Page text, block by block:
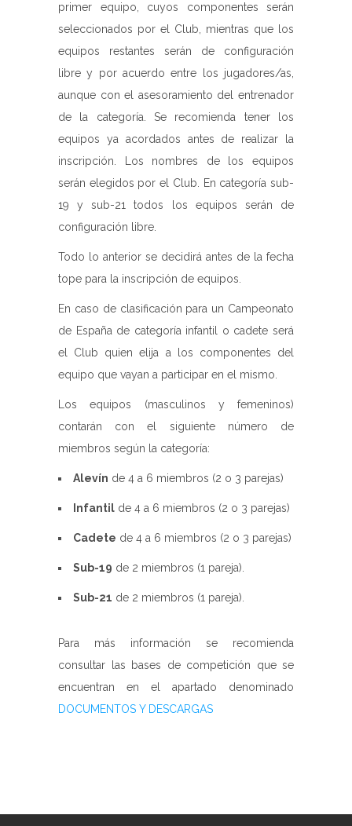
primer equipo, cuyos componentes serán
seleccionados por el Club, mientras que los
equipos restantes serán de configuración
libre y por acuerdo entre los jugadores/as,
aunque con el asesoramiento del entrenador
de la categoría. Se recomienda tener los
equipos ya acordados antes de realizar la
inscripción. Los nombres de los equipos
serán elegidos por el Club. En categoría sub-
19 y sub-21 todos los equipos serán de
configuración libre.
Todo lo anterior se decidirá antes de la fecha
tope para la inscripción de equipos.
En caso de clasificación para un Campeonato
de España de categoría infantil o cadete será
el Club quien elija a los componentes del
equipo que vayan a participar en el mismo.
Los equipos (masculinos y femeninos)
contarán con el siguiente número de
miembros según la categoría:
Alevín de 4 a 6 miembros (2 o 3 parejas)
Infantil de 4 a 6 miembros (2 o 3 parejas)
Cadete de 4 a 6 miembros (2 o 3 parejas)
Sub-19 de 2 miembros (1 pareja).
Sub-21 de 2 miembros (1 pareja).
Para más información se recomienda
consultar las bases de competición que se
encuentran en el apartado denominado
DOCUMENTOS Y DESCARGAS